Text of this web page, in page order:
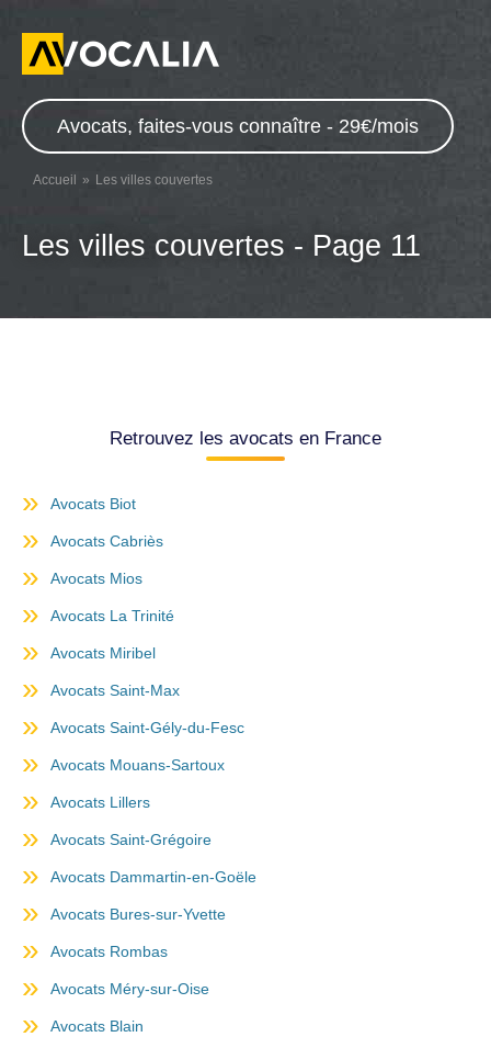
Avocats, faites-vous connaître - 29€/mois
Accueil Les villes couvertes
Les villes couvertes - Page 11
Retrouvez les avocats en France
Avocats Biot
Avocats Cabriès
Avocats Mios
Avocats La Trinité
Avocats Miribel
Avocats Saint-Max
Avocats Saint-Gély-du-Fesc
Avocats Mouans-Sartoux
Avocats Lillers
Avocats Saint-Grégoire
Avocats Dammartin-en-Goële
Avocats Bures-sur-Yvette
Avocats Rombas
Avocats Méry-sur-Oise
Avocats Blain